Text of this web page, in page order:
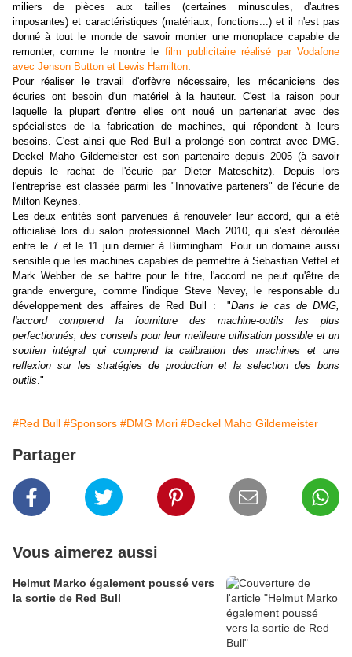
miliers de pièces aux tailles (certaines minuscules, d'autres
imposantes) et caractéristiques (matériaux, fonctions...) et il n'est pas
donné à tout le monde de savoir monter une monoplace capable de
remonter, comme le montre le film publicitaire réalisé par Vodafone
avec Jenson Button et Lewis Hamilton.
Pour réaliser le travail d'orfèvre nécessaire, les mécaniciens des
écuries ont besoin d'un matériel à la hauteur. C'est la raison pour
laquelle la plupart d'entre elles ont noué un partenariat avec des
spécialistes de la fabrication de machines, qui répondent à leurs
besoins. C'est ainsi que Red Bull a prolongé son contrat avec DMG.
Deckel Maho Gildemeister est son partenaire depuis 2005 (à savoir
depuis le rachat de l'écurie par Dieter Mateschitz). Depuis lors
l'entreprise est classée parmi les "Innovative parteners" de l'écurie de
Milton Keynes.
Les deux entités sont parvenues à renouveler leur accord, qui a été
officialisé lors du salon professionnel Mach 2010, qui s'est déroulée
entre le 7 et le 11 juin dernier à Birmingham. Pour un domaine aussi
sensible que les machines capables de permettre à Sebastian Vettel et
Mark Webber de se battre pour le titre, l'accord ne peut qu'être de
grande envergure, comme l'indique Steve Nevey, le responsable du
développement des affaires de Red Bull : "Dans le cas de DMG,
l'accord comprend la fourniture des machine-outils les plus
perfectionnés, des conseils pour leur meilleure utilisation possible et un
soutien intégral qui comprend la calibration des machines et une
reflexion sur les stratégies de production et la selection des bons
outils."
#Red Bull #Sponsors #DMG Mori #Deckel Maho Gildemeister
Partager
Vous aimerez aussi
Helmut Marko également poussé vers
la sortie de Red Bull